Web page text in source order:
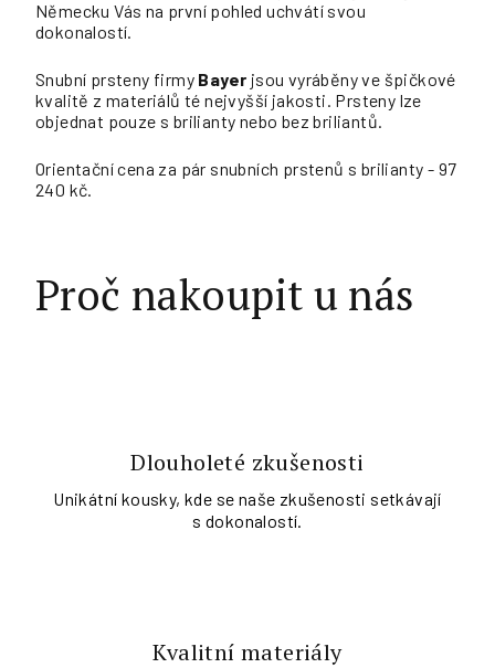
Německu Vás na první pohled uchvátí svou
dokonalostí.
Snubní prsteny firmy Bayer jsou vyráběny ve špičkové
kvalitě z materiálů té nejvyšší jakosti. Prsteny lze
objednat pouze s brilianty nebo bez briliantů.
Orientační cena za pár snubních prstenů s brilianty - 97
240 kč.
Proč nakoupit u nás
Dlouholeté zkušenosti
Unikátní kousky, kde se naše zkušenosti setkávají
s dokonalostí.
Kvalitní materiály